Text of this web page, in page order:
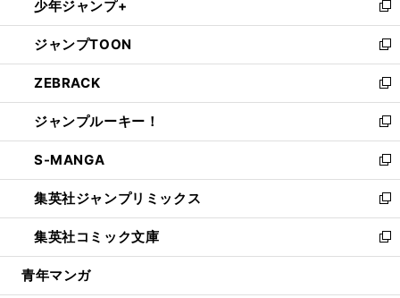
で
開
く
ド
ウ
で
開
く
ィ
ン
ド
ウ
で
開
く
い
ウ
ィ
ン
ド
ウ
で
開
く
少年ジャンプ+
新
し
い
ウ
ィ
ン
ド
ウ
で
開
く
ジャンプTOON
新
し
い
ウ
ィ
ン
ド
ウ
で
開
く
ZEBRACK
新
し
い
ウ
ィ
ン
ド
ウ
で
開
ジャンプルーキー！
新
し
い
ウ
ィ
ン
ド
ウ
開
S-MANGA
新
し
い
ウ
ィ
ン
集英社ジャンプリミックス
新
し
い
ウ
集英社コミック文庫
新
し
青年マンガ